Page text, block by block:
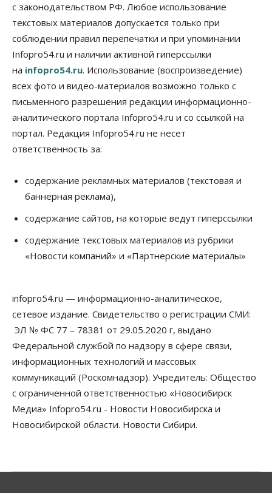
Новосибирским студентам помогают
адаптироваться к учебе через культуру
06 Августа 2026, 18:00
Бизнес
Застройщики продавливают компромиссы по
площади участков для КРТ в Новосибирске
Бизнес Недвижимость Общество
Около Заельцовского бора Новосибирска
Общество Право&Порядок
задержали в Новосибирске
Общество
Финансы
Россияне оформили ипотечных кредитов на 2,6
трлн рублей
06 Августа 2026, 15:53
Власть
Думская гонка в Новосибирской области
обойдется без самовыдвиженцев
06 Августа 2026, 15:00
06 Августа 2026, 14:00
с законодательством РФ. Любое использование
текстовых материалов допускается только при
соблюдении правил перепечатки и при упоминании
Infopro54.ru и наличии активной гиперссылки
на infopro54.ru. Использование (воспроизведение)
всех фото и видео-материалов возможно только с
письменного разрешения редакции информационно-
аналитического портала Infopro54.ru и со ссылкой на
портал. Редакция Infopro54.ru не несет
ответственность за:
содержание рекламных материалов (текстовая и
баннерная реклама),
содержание сайтов, на которые ведут гиперссылки
содержание текстовых материалов из рубрики
«Новости компаний» и «Партнерские материалы»
infopro54.ru — информационно-аналитическое,
сетевое издание. Свидетельство о регистрации СМИ:
ЭЛ № ФС 77 – 78381 от 29.05.2020 г, выдано
Федеральной службой по надзору в сфере связи,
информационных технологий и массовых
коммуникаций (Роскомнадзор). Учредитель: Общество
с ограниченной ответственностью «Новосибирск
Медиа» Infopro54.ru - Новости Новосибирска и
Новосибирской области. Новости Сибири.